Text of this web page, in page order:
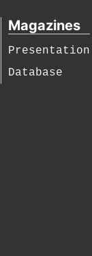
Magazines
Presentation
Database